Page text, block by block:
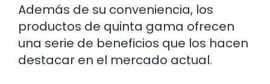
Además de su conveniencia, los
productos de quinta gama ofrecen
una serie de beneficios que los hacen
destacar en el mercado actual.